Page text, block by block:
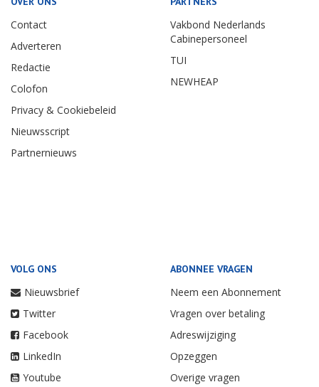
Contact
Adverteren
Redactie
Colofon
Privacy & Cookiebeleid
Nieuwsscript
Partnernieuws
Vakbond Nederlands
Cabinepersoneel
TUI
NEWHEAP
VOLG ONS
Nieuwsbrief
Twitter
Facebook
LinkedIn
Youtube
ABONNEE VRAGEN
Neem een Abonnement
Vragen over betaling
Adreswijziging
Opzeggen
Overige vragen